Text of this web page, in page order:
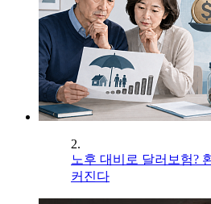
2.
노후 대비로 달러보험?
커진다